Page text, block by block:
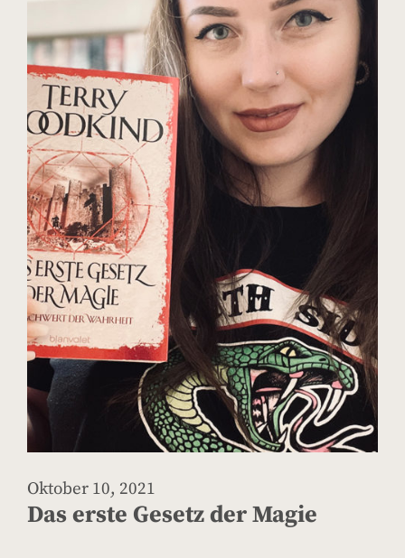
Oktober 10, 2021
Das erste Gesetz der Magie